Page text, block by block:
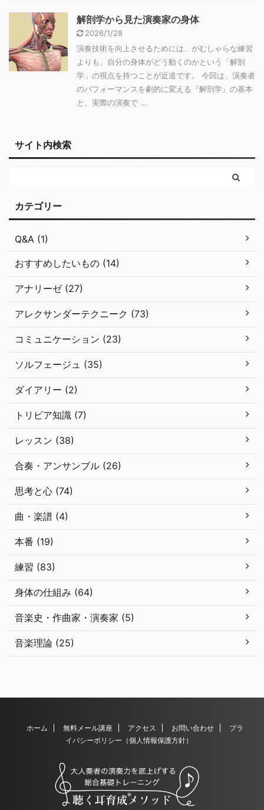
解剖学から見た演奏家の身体
2026/1/28
演奏技術を向上させるためには、がむしゃらな練習
よりも、自分の身体がどう動くのかという「解剖
学」の視点を持つことが近道です。 今回は、演奏者
のパフォーマンスを劇的に変える『解剖学』の基本
と、実際の演奏で ...
サイト内検索
カテゴリー
Q&A (1)
おすすめしたいもの (14)
アナリーゼ (27)
アレクサンダーテクニーク (73)
コミュニケーション (23)
ソルフェージュ (35)
ダイアリー (2)
トリビア知識 (7)
レッスン (38)
合奏・アンサンブル (26)
思考と心 (74)
曲・楽譜 (4)
本番 (19)
練習 (83)
身体の仕組み (64)
音楽史・作曲家・演奏家 (5)
音楽理論 (25)
ホーム 無料メール講座 アクセス お問い合わせ
プラ
イバシーポリシー（個人情報保護方針）